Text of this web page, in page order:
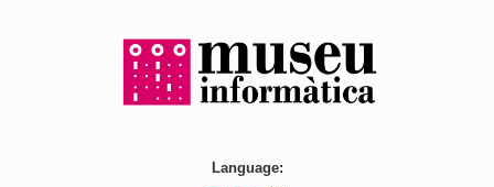
Language: